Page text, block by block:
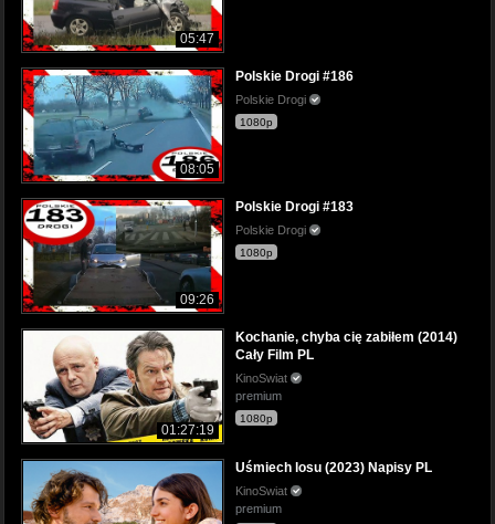
05:47
08:05
Polskie Drogi #186
Polskie Drogi
1080p
09:26
Polskie Drogi #183
Polskie Drogi
1080p
01:27:19
Kochanie, chyba cię zabiłem (2014)
Cały Film PL
KinoSwiat
premium
1080p
Uśmiech losu (2023) Napisy PL
KinoSwiat
premium